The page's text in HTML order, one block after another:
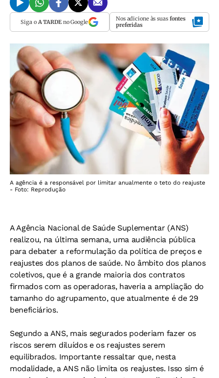
Siga o A TARDEno Google Nos adicione às suas fontes
preferidas
A agência é a responsável por limitar anualmente o teto do reajuste
- Foto: Reprodução
A Agência Nacional de Saúde Suplementar (ANS)
realizou, na última semana, uma audiência pública
para debater a reformulação da política de preços e
reajustes dos planos de saúde. No âmbito dos planos
coletivos, que é a grande maioria dos contratos
firmados com as operadoras, haveria a ampliação do
tamanho do agrupamento, que atualmente é de 29
beneficiários.
Segundo a ANS, mais segurados poderiam fazer os
riscos serem diluídos e os reajustes serem
equilibrados. Importante ressaltar que, nesta
modalidade, a ANS não limita os reajustes. Isso sim é